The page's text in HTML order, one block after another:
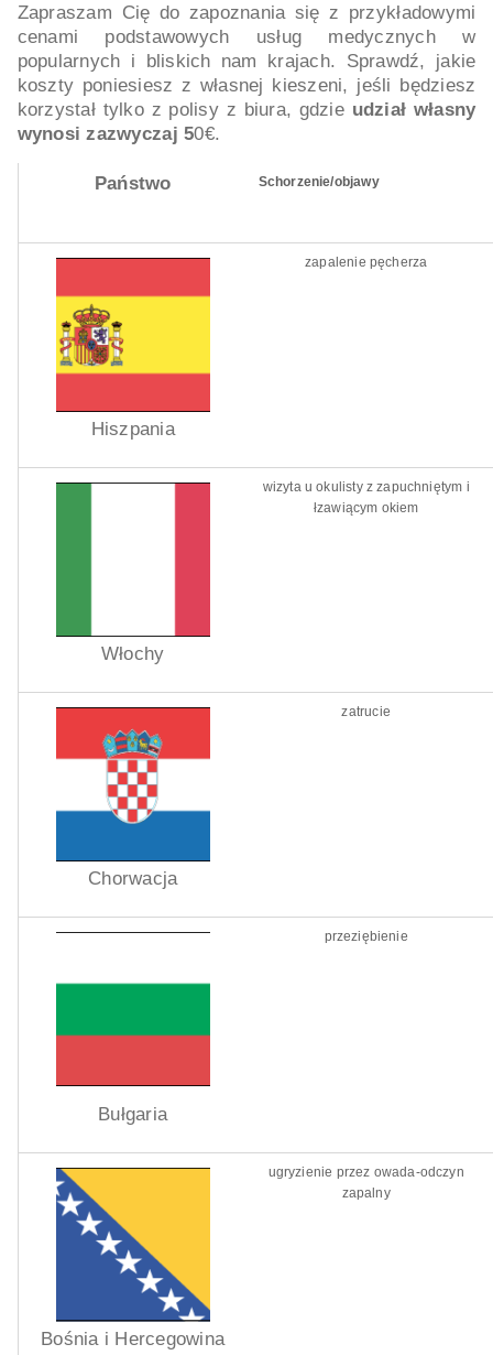
Zapraszam Cię do zapoznania się z przykładowymi
cenami podstawowych usług medycznych w
popularnych i bliskich nam krajach. Sprawdź, jakie
koszty poniesiesz z własnej kieszeni, jeśli będziesz
korzystał tylko z polisy z biura, gdzie udział własny
wynosi zazwyczaj50€.
Państwo Schorzenie/objawy
Hiszpania
zapalenie pęcherza
Włochy
wizyta u okulisty z zapuchniętym i
łzawiącym okiem
Chorwacja
zatrucie
Bułgaria
przeziębienie
Bośnia i Hercegowina
ugryzienie przez owada-odczyn
zapalny